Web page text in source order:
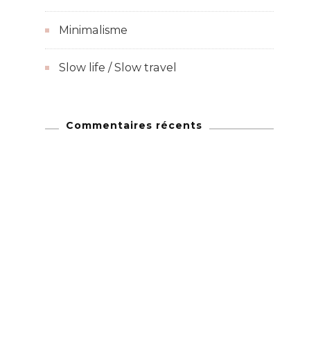
Minimalisme
Slow life / Slow travel
Commentaires récents